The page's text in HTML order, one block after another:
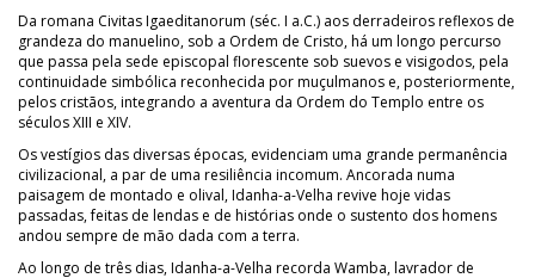
Da romana Civitas Igaeditanorum (séc. I a.C.) aos derradeiros reflexos de
grandeza do manuelino, sob a Ordem de Cristo, há um longo percurso
que passa pela sede episcopal florescente sob suevos e visigodos, pela
continuidade simbólica reconhecida por muçulmanos e, posteriormente,
pelos cristãos, integrando a aventura da Ordem do Templo entre os
séculos XIII e XIV.
Os vestígios das diversas épocas, evidenciam uma grande permanência
civilizacional, a par de uma resiliência incomum. Ancorada numa
paisagem de montado e olival, Idanha-a-Velha revive hoje vidas
passadas, feitas de lendas e de histórias onde o sustento dos homens
andou sempre de mão dada com a terra.
Ao longo de três dias, Idanha-a-Velha recorda Wamba, lavrador de